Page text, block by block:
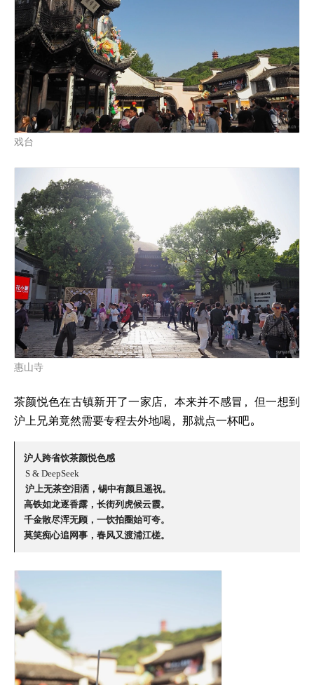
戏台
惠山寺
茶颜悦色在古镇新开了一家店，本来并不感冒，但一想到
沪上兄弟竟然需要专程去外地喝，那就点一杯吧。
沪人跨省饮茶颜悦色感
S & DeepSeek
沪上无茶空泪洒，锡中有颜且遥祝。
高铁如龙逐香露，长街列虎候云霞。
千金散尽浑无顾，一饮拍圈始可夸。
莫笑痴心追网事，春风又渡浦江槎。